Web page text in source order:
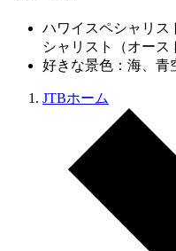
ハワイスペシャリス
シャリスト（オース
好きな景色：海、青
JTBホーム